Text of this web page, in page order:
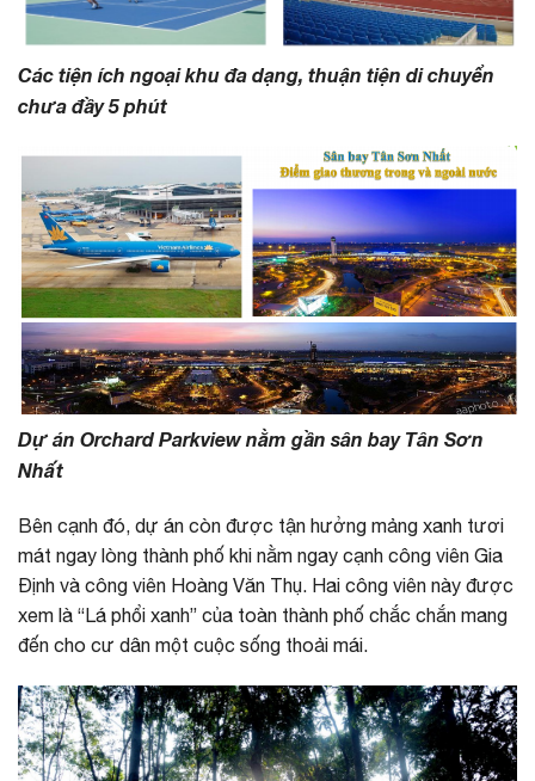
Các tiện ích ngoại khu đa dạng, thuận tiện di chuyển
chưa đầy 5 phút
Dự án Orchard Parkview nằm gần sân bay Tân Sơn
Nhất
Bên cạnh đó, dự án còn được tận hưởng mảng xanh tươi
mát ngay lòng thành phố khi nằm ngay cạnh công viên Gia
Định và công viên Hoàng Văn Thụ. Hai công viên này được
xem là “Lá phổi xanh” của toàn thành phố chắc chắn mang
đến cho cư dân một cuộc sống thoải mái.